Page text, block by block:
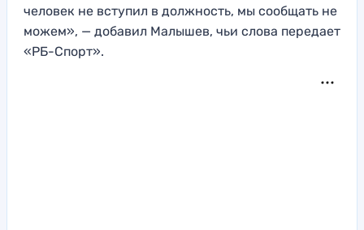
человек не вступил в должность, мы сообщать не
можем», — добавил Малышев, чьи слова передает
«РБ-Спорт».